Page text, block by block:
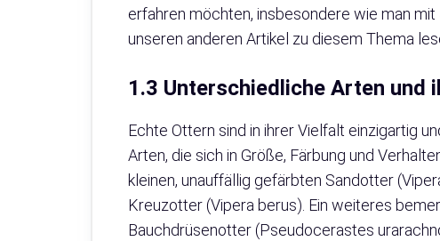
erfahren möchten, insbesondere wie man mit
unseren anderen Artikel zu diesem Thema
1.3 Unterschiedliche Arten und
Echte Ottern sind in ihrer Vielfalt einzigartig
Arten, die sich in Größe, Färbung und
kleinen, unauffällig gefärbten Sandotter
Kreuzotter (Vipera berus). Ein weiteres
Bauchdrüsenotter (Pseudocerastes